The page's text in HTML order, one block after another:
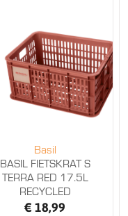
Basil
BASIL FIETSKRAT S
TERRA RED 17.5L
RECYCLED
€ 18,99